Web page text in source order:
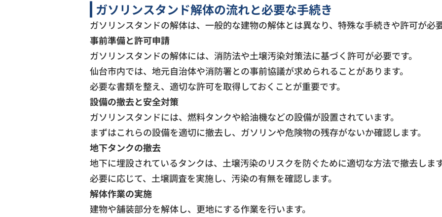
ガソリンスタンド解体の流れと必要な手続き
ガソリンスタンドの解体は、一般的な建物の解体とは異なり、特殊な手続きや許可が必
事前準備と許可申請
ガソリンスタンドの解体には、消防法や土壌汚染対策法に基づく許可が必要です。
仙台市内では、地元自治体や消防署との事前協議が求められることがあります。
必要な書類を整え、適切な許可を取得しておくことが重要です。
設備の撤去と安全対策
ガソリンスタンドには、燃料タンクや給油機などの設備が設置されています。
まずはこれらの設備を適切に撤去し、ガソリンや危険物の残存がないか確認します。
地下タンクの撤去
地下に埋設されているタンクは、土壌汚染のリスクを防ぐために適切な方法で撤去しま
必要に応じて、土壌調査を実施し、汚染の有無を確認します。
解体作業の実施
建物や舗装部分を解体し、更地にする作業を行います。